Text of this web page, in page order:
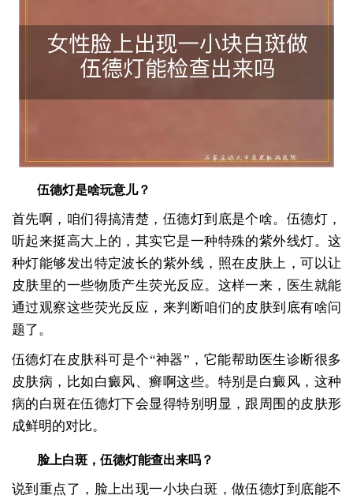
伍德灯是啥玩意儿？
首先啊，咱们得搞清楚，伍德灯到底是个啥。伍德灯，
听起来挺高大上的，其实它是一种特殊的紫外线灯。这
种灯能够发出特定波长的紫外线，照在皮肤上，可以让
皮肤里的一些物质产生荧光反应。这样一来，医生就能
通过观察这些荧光反应，来判断咱们的皮肤到底有啥问
题了。
伍德灯在皮肤科可是个“神器”，它能帮助医生诊断很多
皮肤病，比如白癜风、癣啊这些。特别是白癜风，这种
病的白斑在伍德灯下会显得特别明显，跟周围的皮肤形
成鲜明的对比。
脸上白斑，伍德灯能查出来吗？
说到重点了，脸上出现一小块白斑，做伍德灯到底能不